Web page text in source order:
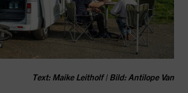
Text: Maike Leitholf | Bild: Antilope Van